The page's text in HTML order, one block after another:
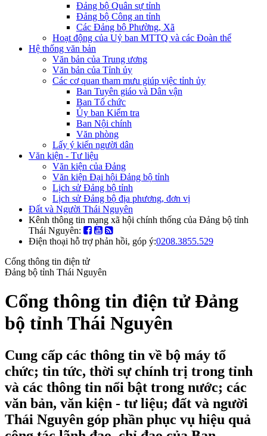
Đảng bộ Quân sự tỉnh
Đảng bộ Công an tỉnh
Các Đảng bộ Phường, Xã
Hoạt động của Uỷ ban MTTQ và các Đoàn thể
Hệ thống văn bản
Văn bản của Trung ương
Văn bản của Tỉnh ủy
Các cơ quan tham mưu giúp việc tỉnh ủy
Ban Tuyên giáo và Dân vận
Ban Tổ chức
Ủy ban Kiểm tra
Ban Nội chính
Văn phòng
Lấy ý kiến người dân
Văn kiện - Tư liệu
Văn kiện của Đảng
Văn kiện Đại hội Đảng bộ tỉnh
Lịch sử Đảng bộ tỉnh
Lịch sử Đảng bộ địa phương, đơn vị
Đất và Người Thái Nguyên
Kênh thông tin mạng xã hội chính thống của Đảng bộ tỉnh
Thái Nguyên:
Điện thoại hỗ trợ phản hồi, góp ý:0208.3855.529
Cổng thông tin điện tử
Đảng bộ tỉnh Thái Nguyên
Cổng thông tin điện tử Đảng
bộ tỉnh Thái Nguyên
Cung cấp các thông tin về bộ máy tổ
chức; tin tức, thời sự chính trị trong tỉnh
và các thông tin nổi bật trong nước; các
văn bản, văn kiện - tư liệu; đất và người
Thái Nguyên góp phần phục vụ hiệu quả